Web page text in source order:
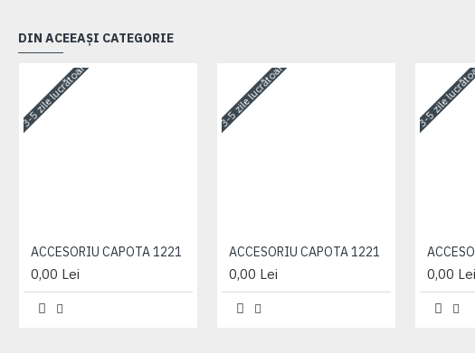
DIN ACEEAȘI CATEGORIE
3-5 zile lucrătoare
ACCESORIU CAPOTA 1221
0,00 Lei
3-5 zile lucrătoare
ACCESORIU CAPOTA 1221
0,00 Lei
3-5 zile
0,00 Lei